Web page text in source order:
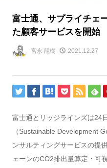
富士通、サプライチェ
た顧客サービスを開始
宮永 龍樹 2021.12.27
富士通とリッジラインズは24
（Sustainable Development
ンサルティングサービスの提
ェーンのCO2排出量算定・可